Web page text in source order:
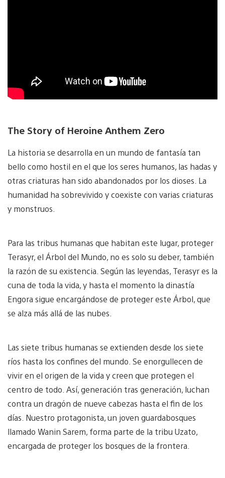
The Story of Heroine Anthem Zero
La historia se desarrolla en un mundo de fantasía tan
bello como hostil en el que los seres humanos, las hadas y
otras criaturas han sido abandonados por los dioses. La
humanidad ha sobrevivido y coexiste con varias criaturas
y monstruos.
Para las tribus humanas que habitan este lugar, proteger
Terasyr, el Árbol del Mundo, no es solo su deber, también
la razón de su existencia. Según las leyendas, Terasyr es la
cuna de toda la vida, y hasta el momento la dinastía
Engora sigue encargándose de proteger este Árbol, que
se alza más allá de las nubes.
Las siete tribus humanas se extienden desde los siete
ríos hasta los confines del mundo. Se enorgullecen de
vivir en el origen de la vida y creen que protegen el
centro de todo. Así, generación tras generación, luchan
contra un dragón de nueve cabezas hasta el fin de los
días. Nuestro protagonista, un joven guardabosques
llamado Wanin Sarem, forma parte de la tribu Uzato,
encargada de proteger los bosques de la frontera.